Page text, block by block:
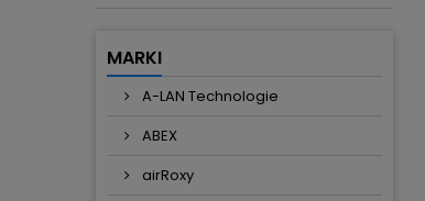
MARKI
A-LAN Technologie
ABEX
airRoxy